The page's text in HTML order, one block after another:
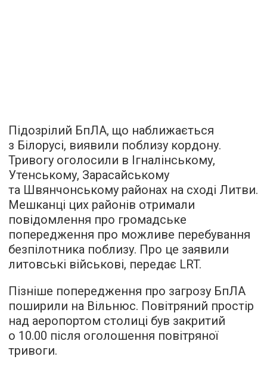
Підозрілий БпЛА, що наближається
з Білорусі, виявили поблизу кордону.
Тривогу оголосили в Ігналінському,
Утенському, Зарасайському
та Швянчонському районах на сході Литви.
Мешканці цих районів отримали
повідомлення про громадське
попередження про можливе перебування
безпілотника поблизу. Про це заявили
литовські військові, передає LRT.
Пізніше попередження про загрозу БпЛА
поширили на Вільнюс. Повітряний простір
над аеропортом столиці був закритий
о 10.00 після оголошення повітряної
тривоги.